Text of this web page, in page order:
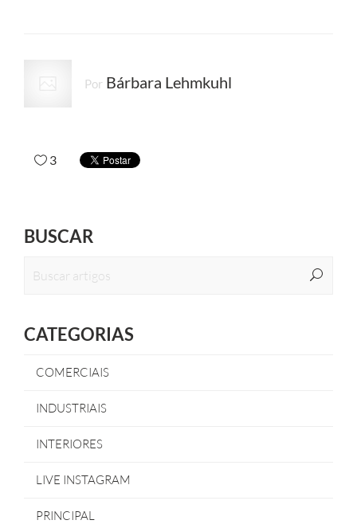
Por Bárbara Lehmkuhl
3
BUSCAR
CATEGORIAS
COMERCIAIS
INDUSTRIAIS
INTERIORES
LIVE INSTAGRAM
PRINCIPAL